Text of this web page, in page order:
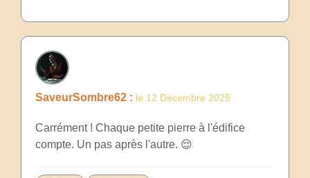
SaveurSombre62 : le 12 Décembre 2025
Carrément ! Chaque petite pierre à l'édifice
compte. Un pas après l'autre. 😌